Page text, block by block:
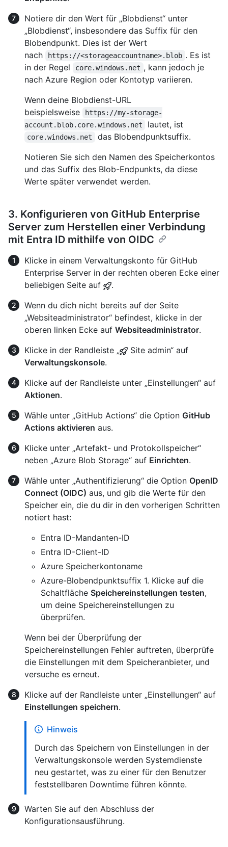
Notiere dir den Wert für „Blobdienst“ unter
„Blobdienst“, insbesondere das Suffix für den
Blobendpunkt. Dies ist der Wert
nach
https://<storageaccountname>.blob . Es ist
in der Regel
core.windows.net , kann jedoch je
nach Azure Region oder Kontotyp variieren.
Wenn deine Blobdienst-URL
beispielsweise
https://my-storage-
account.blob.core.windows.net
lautet, ist
core.windows.net
das Blobendpunktsuffix.
Notieren Sie sich den Namen des Speicherkontos
und das Suffix des Blob-Endpunkts, da diese
Werte später verwendet werden.
3. Konfigurieren von GitHub Enterprise
Server zum Herstellen einer Verbindung
mit Entra ID mithilfe von OIDC
Klicke in einem Verwaltungskonto für GitHub
Enterprise Server in der rechten oberen Ecke einer
beliebigen Seite auf
.
Wenn du dich nicht bereits auf der Seite
„Websiteadministrator“ befindest, klicke in der
oberen linken Ecke auf Websiteadministrator.
Klicke in der Randleiste „
Site admin“ auf
Verwaltungskonsole.
Klicke auf der Randleiste unter „Einstellungen“ auf
Aktionen.
Wähle unter „GitHub Actions“ die Option GitHub
Actions aktivieren aus.
Klicke unter „Artefakt- und Protokollspeicher“
neben „Azure Blob Storage“ auf Einrichten.
Wähle unter „Authentifizierung“ die Option OpenID
Connect (OIDC) aus, und gib die Werte für den
Speicher ein, die du dir in den vorherigen Schritten
notiert hast:
Entra ID-Mandanten-ID
Entra ID-Client-ID
Azure Speicherkontoname
Azure-Blobendpunktsuffix 1. Klicke auf die
Schaltfläche Speichereinstellungen testen,
um deine Speichereinstellungen zu
überprüfen.
Wenn bei der Überprüfung der
Speichereinstellungen Fehler auftreten, überprüfe
die Einstellungen mit dem Speicheranbieter, und
versuche es erneut.
Klicke auf der Randleiste unter „Einstellungen“ auf
Einstellungen speichern.
Hinweis
Durch das Speichern von Einstellungen in der
Verwaltungskonsole werden Systemdienste
neu gestartet, was zu einer für den Benutzer
feststellbaren Downtime führen könnte.
Warten Sie auf den Abschluss der
Konfigurationsausführung.